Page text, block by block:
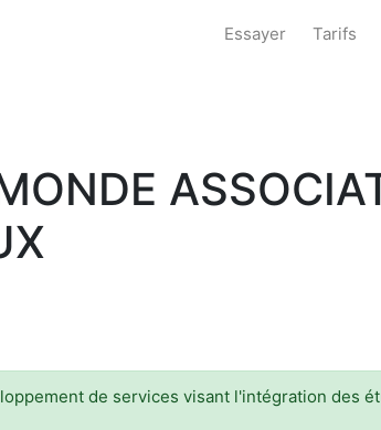
Essayer Tarifs
de services visant l'intégration des